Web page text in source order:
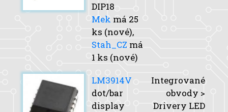
DIP18
Mek má 25
ks (nové),
Stah_CZ má
1 ks (nové)
LM3914V
dot/bar
display
Integrované
obvody >
Drivery LED